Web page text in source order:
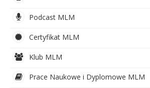
Podcast MLM
Certyfikat MLM
Klub MLM
Prace Naukowe i Dyplomowe MLM